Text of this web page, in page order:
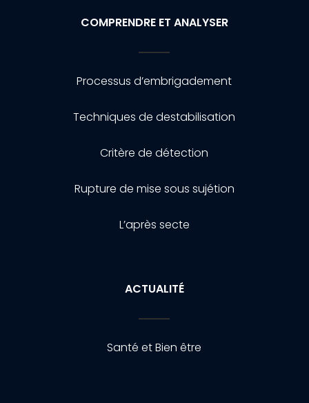
COMPRENDRE ET ANALYSER
Processus d’embrigadement
Techniques de destabilisation
Critère de détection
Rupture de mise sous sujétion
L’après secte
ACTUALITÉ
Santé et Bien être